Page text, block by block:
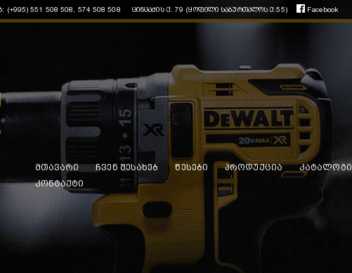
(+995) 551 508 508, 574 508 508 ცინცაძის ქ. 79 (ყოფილი საბურთალოს ქ.55) Facebook
მთავარი ჩვენ შესახებ წესები პროდუქცია
კატალოგი
კონტაქტი